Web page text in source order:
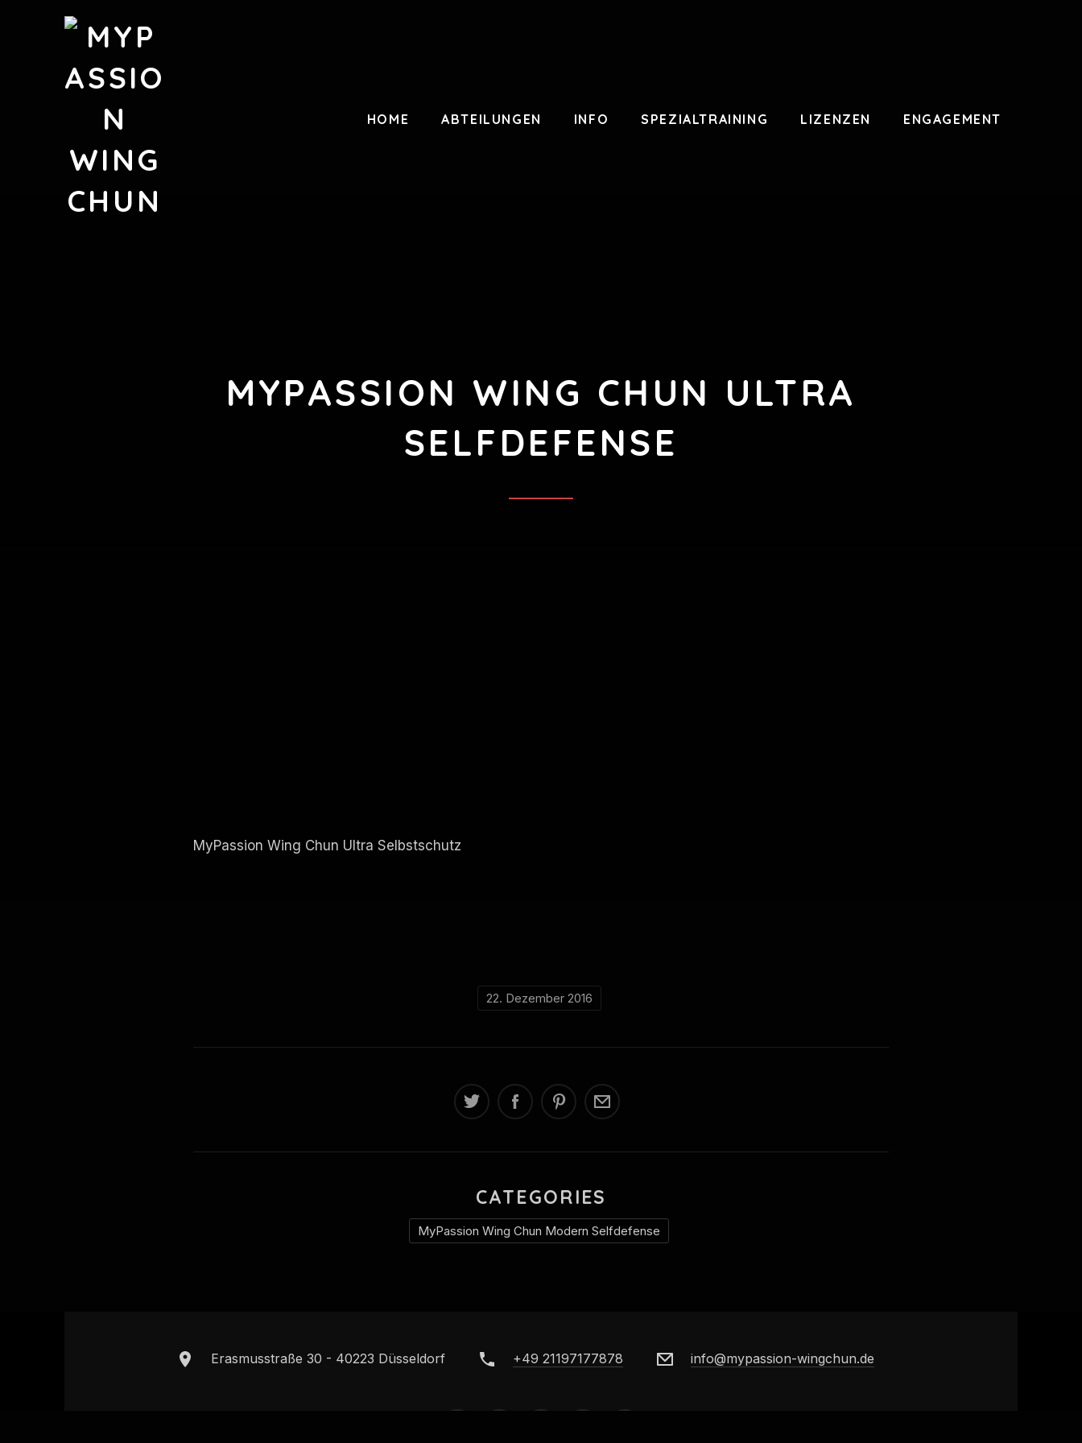
HOME ABTEILUNGEN INFO SPEZIALTRAINING LIZENZEN ENGAGEMENT
MYPASSION WING CHUN ULTRA
SELFDEFENSE
MyPassion Wing Chun Ultra Selbstschutz
22. Dezember 2016
CATEGORIES
MyPassion Wing Chun Modern Selfdefense
Erasmusstraße 30 - 40223 Düsseldorf +49 21197177878 info@mypassion-wingchun.de